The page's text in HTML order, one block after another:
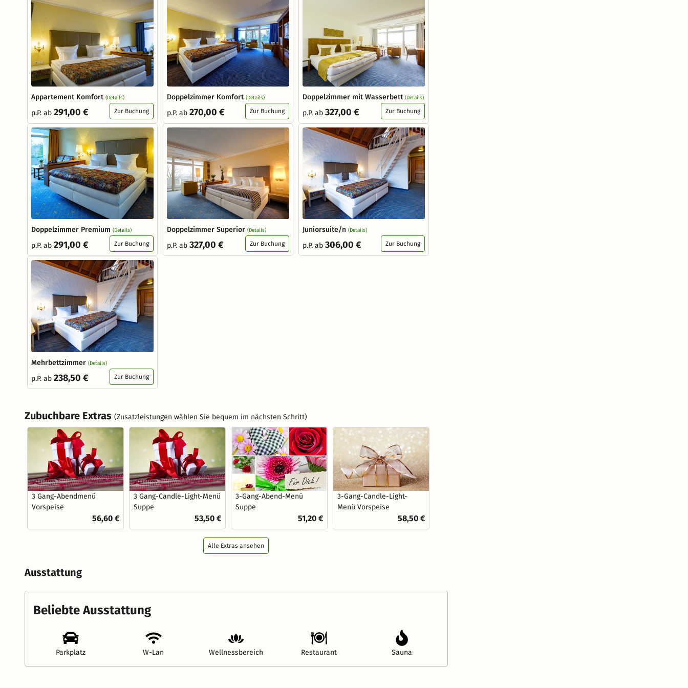
Appartement Komfort (Details)
p.P. ab 291,00 € Zur Buchung
Doppelzimmer Komfort (Details)
p.P. ab 270,00 € Zur Buchung
Doppelzimmer mit Wasserbett (Details)
p.P. ab 327,00 € Zur Buchung
Doppelzimmer Premium (Details)
p.P. ab 291,00 € Zur Buchung
Doppelzimmer Superior (Details)
p.P. ab 327,00 € Zur Buchung
Juniorsuite/n (Details)
p.P. ab 306,00 € Zur Buchung
Mehrbettzimmer (Details)
p.P. ab 238,50 € Zur Buchung
Zubuchbare Extras (Zusatzleistungen wählen Sie bequem im nächsten Schritt)
3 Gang-Abendmenü
Vorspeise
56,60 €
3 Gang-Candle-Light-Menü
Suppe
53,50 €
3-Gang-Abend-Menü
Suppe
51,20 €
3-Gang-Candle-Light-
Menü Vorspeise
58,50 €
Alle Extras ansehen
Ausstattung
Beliebte Ausstattung
Parkplatz W-Lan Wellnessbereich Restaurant Sauna